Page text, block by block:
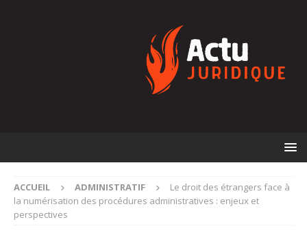
ACCUEIL ADMINISTRATIF
Le droit des étrangers face à
la numérisation des procédures administratives : enjeux et
perspectives